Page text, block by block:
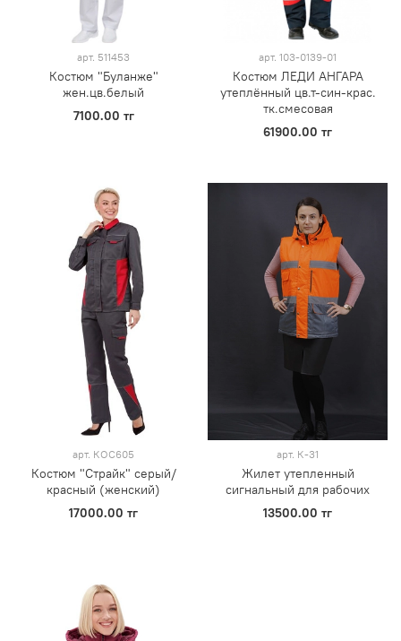
арт. 511453
Костюм "Буланже"
жен.цв.белый
7100.00 тг
арт. 103-0139-01
Костюм ЛЕДИ АНГАРА
утеплённый цв.т-син-крас.
тк.смесовая
61900.00 тг
арт. КОС605
Костюм "Страйк" серый/
красный (женский)
17000.00 тг
арт. К-31
Жилет утепленный
сигнальный для рабочих
13500.00 тг